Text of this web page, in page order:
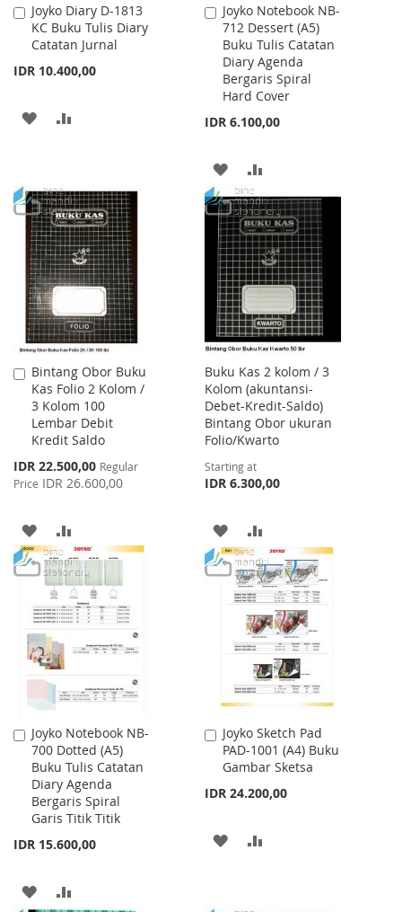
Joyko Diary D-1813
KC Buku Tulis Diary
Catatan Jurnal
IDR 10.400,00
Add
to
Cart
ADD
LIST
Joyko Notebook NB-
712 Dessert (A5)
Buku Tulis Catatan
Diary Agenda
Bergaris Spiral
Hard Cover
IDR 6.100,00
Add
to
Cart
ADD
TO
WISH
LIST
TO
COMPARE
Bintang Obor Buku
Kas Folio 2 Kolom /
3 Kolom 100
Lembar Debit
Kredit Saldo
Special
Price
IDR 22.500,00 Regular
Price IDR 26.600,00
Add
to
Cart
ADD
TO
WISH
LIST
TO
COMPARE
Buku Kas 2 kolom / 3
Kolom (akuntansi-
Debet-Kredit-Saldo)
Bintang Obor ukuran
Folio/Kwarto
Starting at
IDR 6.300,00
ADD
TO
WISH
LIST
TO
COMPARE
Joyko Notebook NB-
700 Dotted (A5)
Buku Tulis Catatan
Diary Agenda
Bergaris Spiral
Garis Titik Titik
IDR 15.600,00
Add
to
Cart
ADD
Joyko Sketch Pad
PAD-1001 (A4) Buku
Gambar Sketsa
IDR 24.200,00
Add
to
Cart
ADD